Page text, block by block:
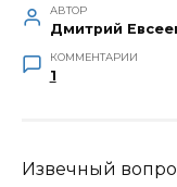
АВТОР
Дмитрий
КОММЕНТАРИИ
1
Извечный